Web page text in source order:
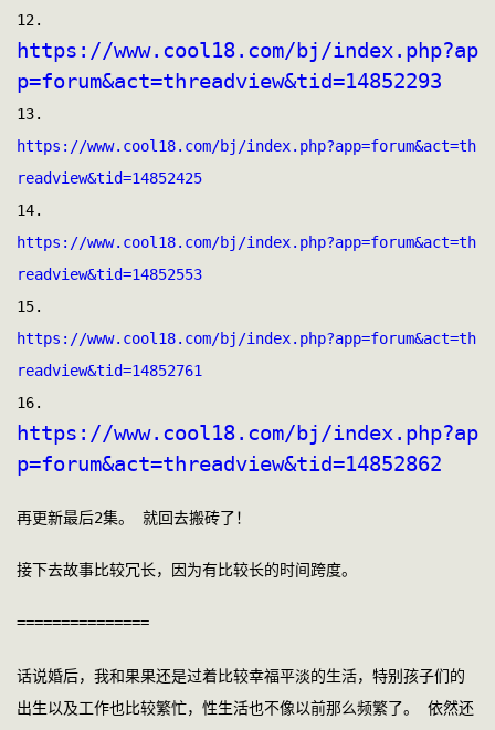
12.
https://www.cool18.com/bj/index.php?ap
p=forum&act=threadview&tid=14852293
13.
https://www.cool18.com/bj/index.php?app=forum&act=th
readview&tid=14852425
14.
https://www.cool18.com/bj/index.php?app=forum&act=th
readview&tid=14852553
15.
https://www.cool18.com/bj/index.php?app=forum&act=th
readview&tid=14852761
16.
https://www.cool18.com/bj/index.php?ap
p=forum&act=threadview&tid=14852862
再更新最后2集。 就回去搬砖了！
接下去故事比较冗长，因为有比较长的时间跨度。
===============
话说婚后，我和果果还是过着比较幸福平淡的生活，特别孩子们的
出生以及工作也比较繁忙，性生活也不像以前那么频繁了。 依然还